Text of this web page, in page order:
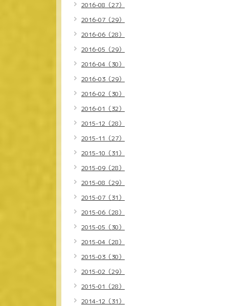
2016-08（27）
2016-07（29）
2016-06（28）
2016-05（29）
2016-04（30）
2016-03（29）
2016-02（30）
2016-01（32）
2015-12（28）
2015-11（27）
2015-10（31）
2015-09（28）
2015-08（29）
2015-07（31）
2015-06（28）
2015-05（30）
2015-04（28）
2015-03（30）
2015-02（29）
2015-01（28）
2014-12（31）